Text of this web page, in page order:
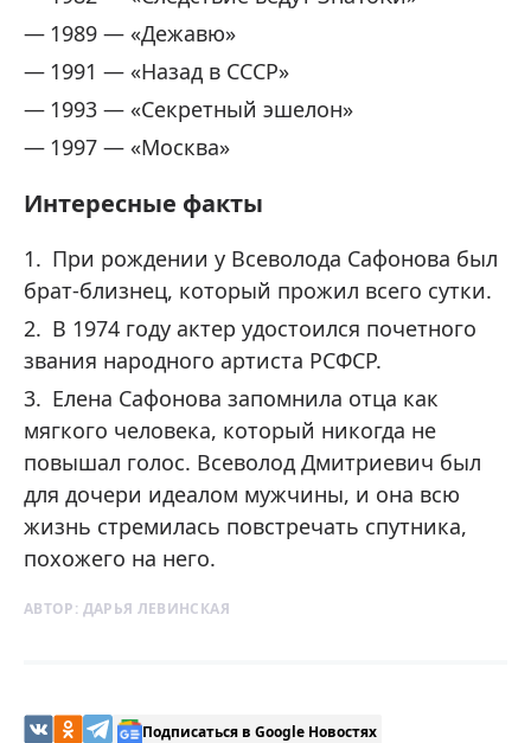
1989 — «Дежавю»
1991 — «Назад в СССР»
1993 — «Секретный эшелон»
1997 — «Москва»
Интересные факты
При рождении у Всеволода Сафонова был
брат-близнец, который прожил всего сутки.
В 1974 году актер удостоился почетного
звания народного артиста РСФСР.
Елена Сафонова запомнила отца как
мягкого человека, который никогда не
повышал голос. Всеволод Дмитриевич был
для дочери идеалом мужчины, и она всю
жизнь стремилась повстречать спутника,
похожего на него.
АВТОР: ДАРЬЯ ЛЕВИНСКАЯ
Подписаться в Google Новостях